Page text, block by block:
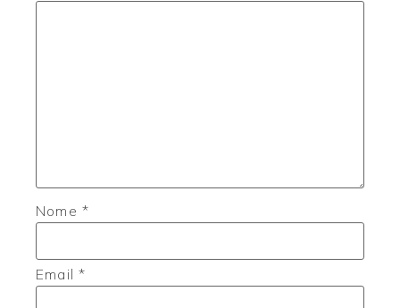
Nome *
Email*